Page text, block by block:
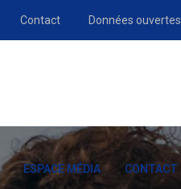
Contact Données ouvertes
ESPACE MÉDIA CONTACT